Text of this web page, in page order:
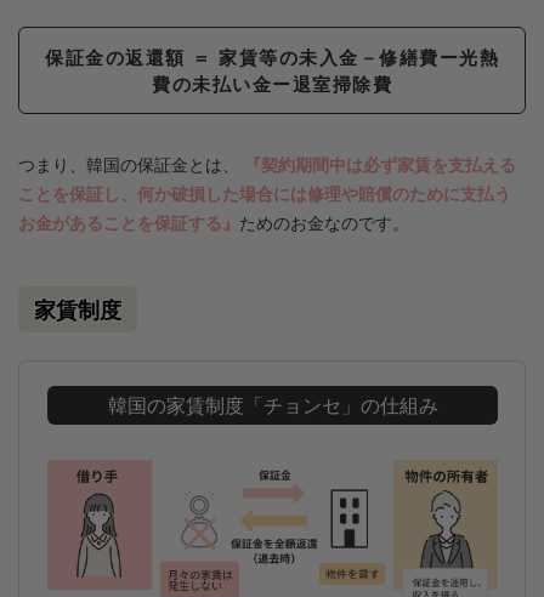
保証金の返還額 ＝ 家賃等の未入金－修繕費ー光熱
費の未払い金ー退室掃除費
つまり、韓国の保証金とは、
『契約期間中は必ず家賃を支払える
ことを保証し、何か破損した場合には修理や賠償のために支払う
お金があることを保証する』 ためのお金なのです。
家賃制度
韓国の家賃制度「チョンセ」の仕組み